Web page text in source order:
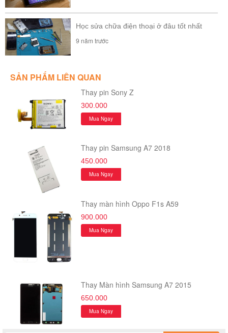
Học sửa chữa điện thoại ở đâu tốt nhất
9 năm trước
SẢN PHẨM LIÊN QUAN
Thay pin Sony Z
300.000
Mua Ngay
Thay pin Samsung A7 2018
450.000
Mua Ngay
Thay màn hình Oppo F1s A59
900.000
Mua Ngay
Thay Màn hình Samsung A7 2015
650.000
Mua Ngay